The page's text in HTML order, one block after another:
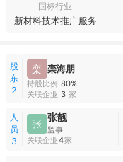
国标行业
新材料技术推广服务
股
东
2
栾 栾海朋
持股比例 80%
关联企业 3 家
人
员
3
张 张靓
监事
关联企业4家